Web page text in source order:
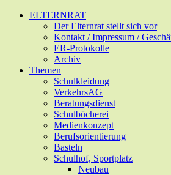
Zum
Hauptinhalt
ELTERNRAT
Der Elternrat stellt sich vor
Kontakt / Impressum /
ER-Protokolle
Archiv
Themen
Schulkleidung
VerkehrsAG
Beratungsdienst
Schulbücherei
Medienkonzept
Berufsorientierung
Basteln
Schulhof, Sportplatz
Neubau